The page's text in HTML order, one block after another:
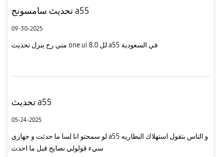
تحديث سامسونج a55
09-30-2025
متي رح ينزل تحديث one ui 8.0 لل a55 في السعودية
تحديث a55
05-24-2025
لو سمحتو انا لسا ما حدثت و جهازي a55 و الناس بتقول استهلاك البطاريه
سيء قولولي نصايح قبل ما احدث